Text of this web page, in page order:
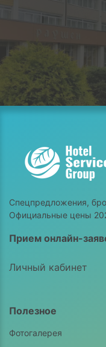
Спецпредложения,
Официальные цены
Прием онлайн-
Личный кабинет
Полезное
Фотогалерея